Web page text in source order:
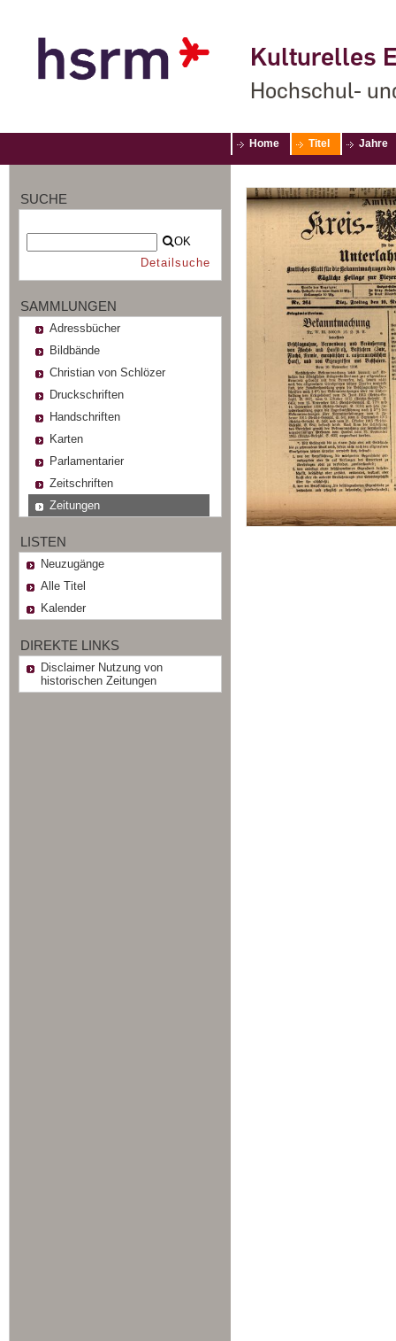
Kulturelles
Hochschul-
Home Titel Jahre
SUCHE
OK
Detailsuche
SAMMLUNGEN
Adressbücher
Bildbände
Christian von Schlözer
Druckschriften
Handschriften
Karten
Parlamentarier
Zeitschriften
Zeitungen
LISTEN
Neuzugänge
Alle Titel
Kalender
DIREKTE LINKS
Disclaimer Nutzung von
historischen Zeitungen